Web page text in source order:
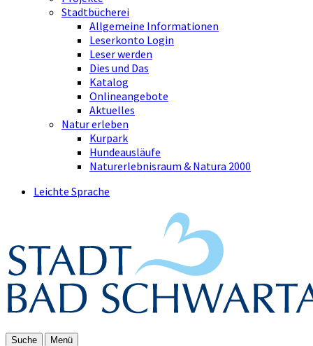
Stadtbücherei
Allgemeine Informationen
Leserkonto Login
Leser werden
Dies und Das
Katalog
Onlineangebote
Aktuelles
Natur erleben
Kurpark
Hundeausläufe
Naturerlebnisraum & Natura 2000
Leichte Sprache
Suche
Menü